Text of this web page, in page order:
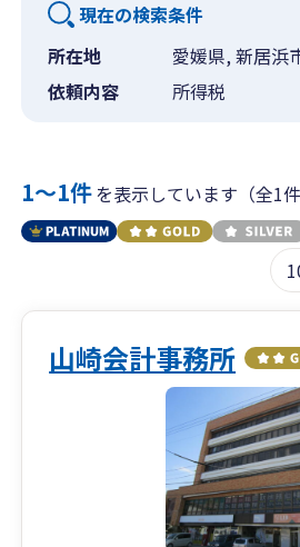
現在の検索条件
所在地
愛媛県, 新居浜
依頼内容
所得税
1〜1件を表示しています（全1件
山崎会計事務所